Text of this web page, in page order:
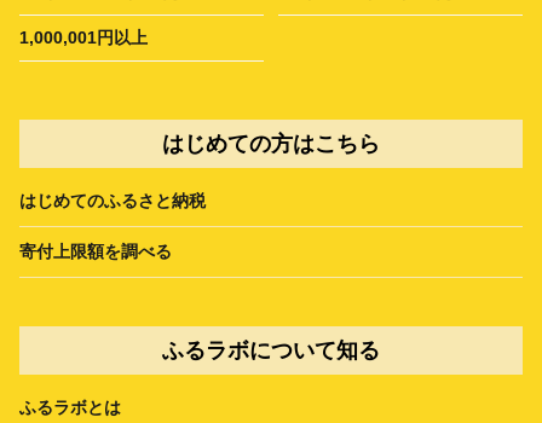
1,000,001円以上
はじめての方はこちら
はじめてのふるさと納税
寄付上限額を調べる
ふるラボについて知る
ふるラボとは